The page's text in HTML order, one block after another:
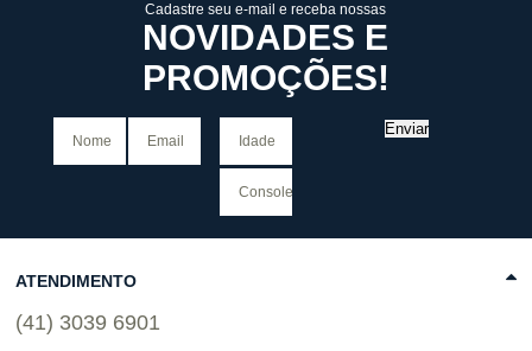
Cadastre seu e-mail e receba nossas
NOVIDADES E
PROMOÇÕES!
Enviar
ATENDIMENTO
(41) 3039 6901